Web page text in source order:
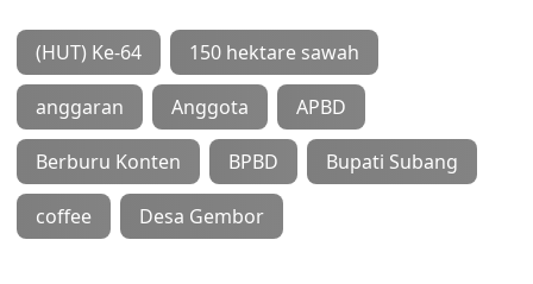
(HUT) Ke-64 150 hektare sawah
anggaran Anggota APBD
Berburu Konten BPBD Bupati Subang
coffee Desa Gembor